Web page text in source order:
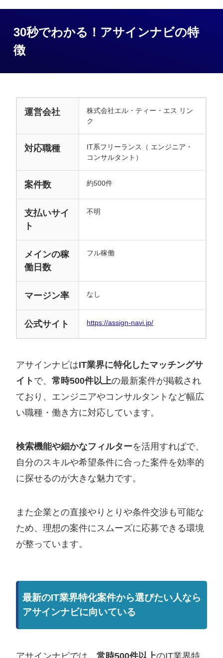
30秒でわかる！アサインナビの特
徴
運営会社
株式会社エル・ティー・エス リン
ク
対応職種
IT系フリーランス（ エンジニア・
コンサルタント）
案件数 約500件
支払いサイ
ト
不明
メインの稼
働日数
フル稼働
マージン率 なし
公式サイト https://assign-navi.jp/
アサインナビはIT業界に特化したマッチングサ
イト で、常時500件以上の最新案件が掲載され
ており、エンジニアやコンサルタントなど幅広
い職種・働き方に対応しています。
検索機能や細かなフィルターを活用すればで、
自分のスキルや希望条件に合った案件を効率的
に探せるのが大きな魅力です。
また企業との直接やりとりや条件交渉も可能な
ため、理想の案件にスムーズに応募できる環境
が整っています。
最新のIT業界特化案件から選びたい人なら
アサインナビに向いている